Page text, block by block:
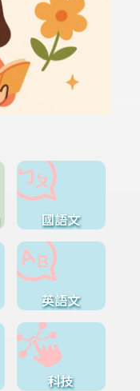
國語文
英語文
科技